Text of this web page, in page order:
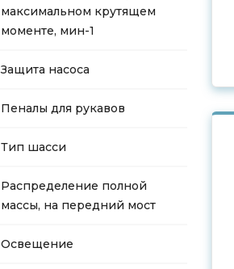
максимальном крутящем
моменте, мин-1
Защита насоса
Пеналы для рукавов
Тип шасси
Распределение полной
массы, на передний мост
Освещение